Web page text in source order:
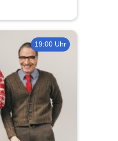
19:00 Uhr